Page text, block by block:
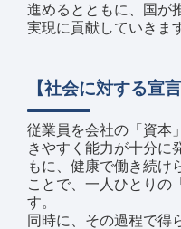
進めるとともに、国が
実現に貢献していきま
【社会に対する宣言
従業員を会社の「資本
きやすく能力が十分に
もに、健康で働き続け
ことで、一人ひとりの
す。
同時に、その過程で得